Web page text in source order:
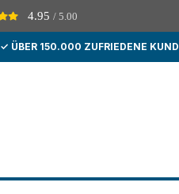
4.95/ 5.00
✓ ÜBER 150.000 ZUFRIEDENE